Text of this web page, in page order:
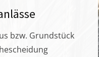
bzw. Grundstück